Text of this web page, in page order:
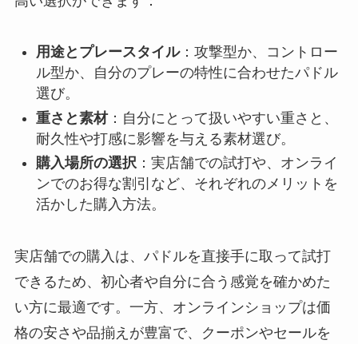
用途とプレースタイル：攻撃型か、コントロー
ル型か、自分のプレーの特性に合わせたパドル
選び。
重さと素材：自分にとって扱いやすい重さと、
耐久性や打感に影響を与える素材選び。
購入場所の選択：実店舗での試打や、オンライ
ンでのお得な割引など、それぞれのメリットを
活かした購入方法。
実店舗での購入は、パドルを直接手に取って試打
できるため、初心者や自分に合う感覚を確かめた
い方に最適です。一方、オンラインショップは価
格の安さや品揃えが豊富で、クーポンやセールを